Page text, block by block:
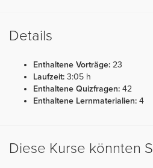
Details
Enthaltene Vorträge: 23
Laufzeit: 3:05 h
Enthaltene Quizfragen: 42
Enthaltene Lernmaterialien: 4
Diese Kurse könnten